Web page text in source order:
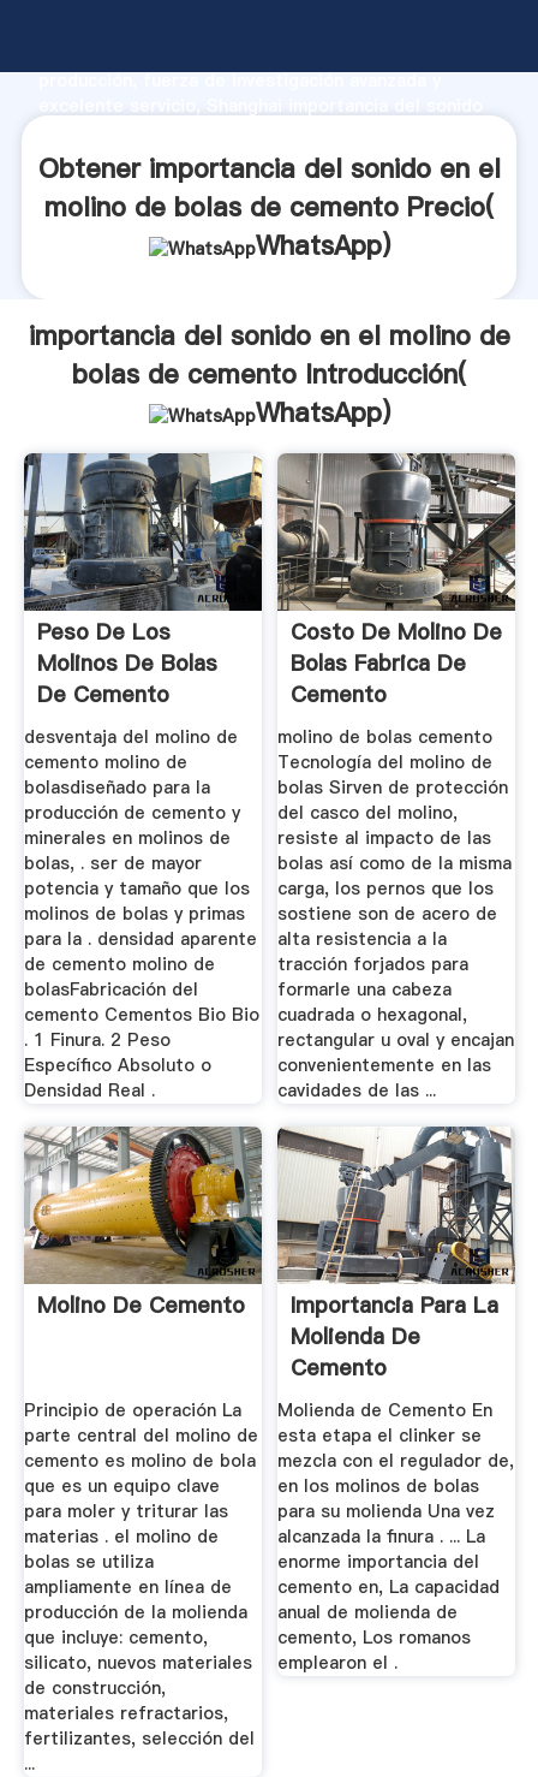
producción, fuerza de investigación avanzada y
valor y aporta valores a todos los clientes.
Obtener importancia del sonido en el
molino de bolas de cemento Precio(
WhatsApp)
importancia del sonido en el molino de
bolas de cemento Introducción(
WhatsApp)
Peso De Los
Molinos De Bolas
De Cemento
desventaja del molino de
cemento molino de
bolasdiseñado para la
producción de cemento y
minerales en molinos de
bolas, . ser de mayor
potencia y tamaño que los
molinos de bolas y primas
para la . densidad aparente
de cemento molino de
bolasFabricación del
cemento Cementos Bio Bio
. 1 Finura. 2 Peso
Específico Absoluto o
Densidad Real .
Costo De Molino De
Bolas Fabrica De
Cemento
molino de bolas cemento
Tecnología del molino de
bolas Sirven de protección
del casco del molino,
resiste al impacto de las
bolas así como de la misma
carga, los pernos que los
sostiene son de acero de
alta resistencia a la
tracción forjados para
formarle una cabeza
cuadrada o hexagonal,
rectangular u oval y encajan
convenientemente en las
cavidades de las ...
Molino De Cemento
Principio de operación La
parte central del molino de
cemento es molino de bola
que es un equipo clave
para moler y triturar las
materias . el molino de
bolas se utiliza
ampliamente en línea de
producción de la molienda
que incluye: cemento,
silicato, nuevos materiales
de construcción,
materiales refractarios,
fertilizantes, selección del
...
Importancia Para La
Molienda De
Cemento
Molienda de Cemento En
esta etapa el clinker se
mezcla con el regulador de,
en los molinos de bolas
para su molienda Una vez
alcanzada la finura . ... La
enorme importancia del
cemento en, La capacidad
anual de molienda de
cemento, Los romanos
emplearon el .